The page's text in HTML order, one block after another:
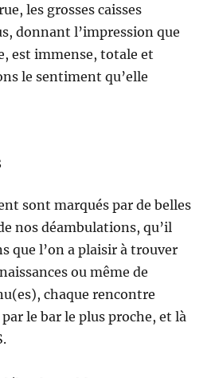
les grosses caisses
donnant l’impression que
est immense, totale et
le sentiment qu’elle
sont marqués par de belles
nos déambulations, qu’il
que l’on a plaisir à trouver
ou même de
chaque rencontre
le bar le plus proche, et là